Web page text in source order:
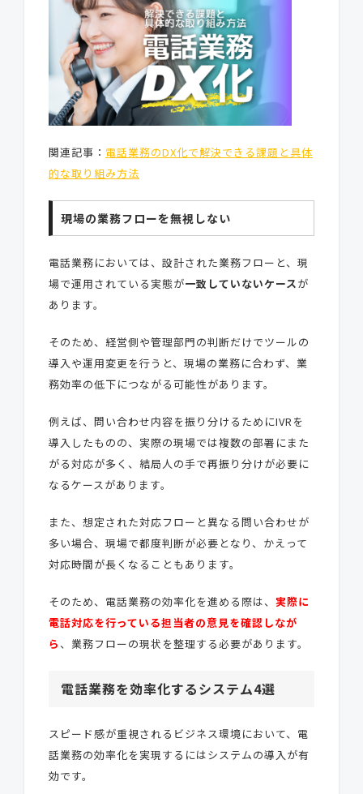
関連記事： 電話業務のDX化で解決できる課題と具体
的な取り組み方法
現場の業務フローを無視しない
電話業務においては、設計された業務フローと、現
場で運用されている実態が一致していないケースが
あります。
そのため、経営側や管理部門の判断だけでツールの
導入や運用変更を行うと、現場の業務に合わず、業
務効率の低下につながる可能性があります。
例えば、問い合わせ内容を振り分けるためにIVRを
導入したものの、実際の現場では複数の部署にまた
がる対応が多く、結局人の手で再振り分けが必要に
なるケースがあります。
また、想定された対応フローと異なる問い合わせが
多い場合、現場で都度判断が必要となり、かえって
対応時間が長くなることもあります。
そのため、電話業務の効率化を進める際は、 実際に
電話対応を行っている担当者の意見を確認しなが
ら 、業務フローの現状を整理する必要があります。
電話業務を効率化するシステム4選
スピード感が重視されるビジネス環境において、電
話業務の効率化を実現するにはシステムの導入が有
効です。